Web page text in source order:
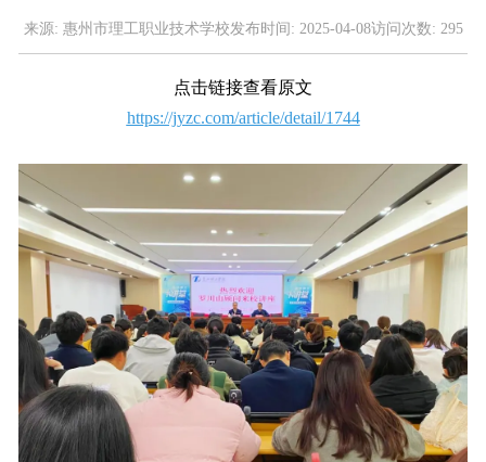
来源: 惠州市理工职业技术学校发布时间: 2025-04-08访问次数: 295
点击链接查看原文
https://jyzc.com/article/detail/1744